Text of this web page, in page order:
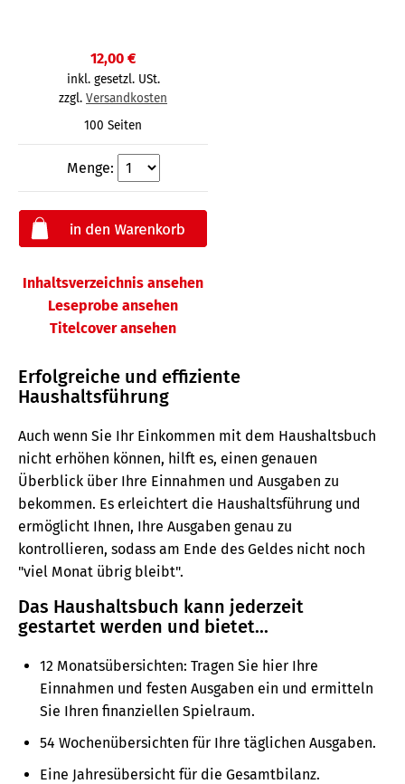
12,00 €
inkl. gesetzl. USt.
zzgl. Versandkosten
100 Seiten
Menge:
Inhaltsverzeichnis ansehen
Leseprobe ansehen
Titelcover ansehen
Erfolgreiche und effiziente
Haushaltsführung
Auch wenn Sie Ihr Einkommen mit dem Haushaltsbuch
nicht erhöhen können, hilft es, einen genauen
Überblick über Ihre Einnahmen und Ausgaben zu
bekommen. Es erleichtert die Haushaltsführung und
ermöglicht Ihnen, Ihre Ausgaben genau zu
kontrollieren, sodass am Ende des Geldes nicht noch
"viel Monat übrig bleibt".
Das Haushaltsbuch kann jederzeit
gestartet werden und bietet...
12 Monatsübersichten: Tragen Sie hier Ihre
Einnahmen und festen Ausgaben ein und ermitteln
Sie Ihren finanziellen Spielraum.
54 Wochenübersichten für Ihre täglichen Ausgaben.
Eine Jahresübersicht für die Gesamtbilanz.